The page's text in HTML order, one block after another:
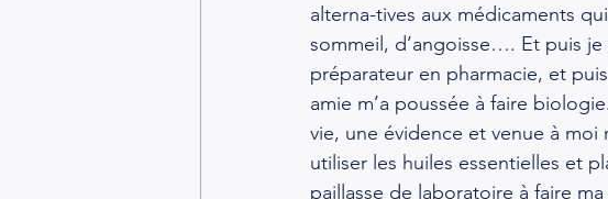
alterna-tives aux médicaments
sommeil, d’angoisse…. Et puis
préparateur en pharmacie, et
amie m’a poussée à faire
vie, une évidence et venue à
utiliser les huiles essentielles et
paillasse de laboratoire à faire